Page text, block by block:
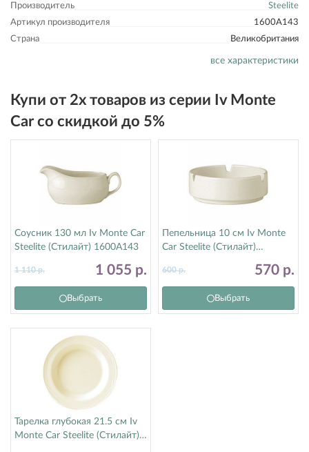
Производитель
Steelite
Артикул производителя
1600A143
Страна
Великобритания
все характеристики
Купи от 2х товаров из серии Iv Monte
Car со скидкой до 5%
Соусник 130 мл Iv Monte Car
Steelite (Стилайт) 1600A143
1 055 р.
1 110р.
Выбрать
Пепельница 10 см Iv Monte
Car Steelite (Стилайт)
570 р.
600р.
Выбрать
Тарелка глубокая 21.5 см Iv
Monte Car Steelite (Стилайт)